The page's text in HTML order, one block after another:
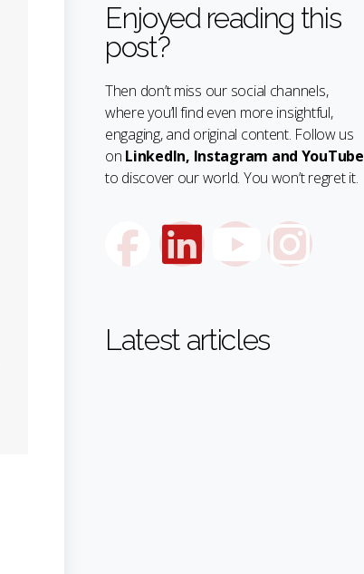
Enjoyed reading this
post?
Then don’t miss our social channels,
where you’ll find even more insightful,
engaging, and original content. Follow us
on LinkedIn, Instagram and YouTube
to discover our world. You won’t regret it.
Latest articles